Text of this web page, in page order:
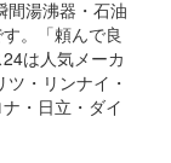
間湯沸器・石油
。「頼んで良
は人気メーカ
・リンナイ・
・日立・ダイ